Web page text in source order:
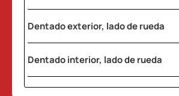
Dentado exterior, lado de rueda
Dentado interior, lado de rueda